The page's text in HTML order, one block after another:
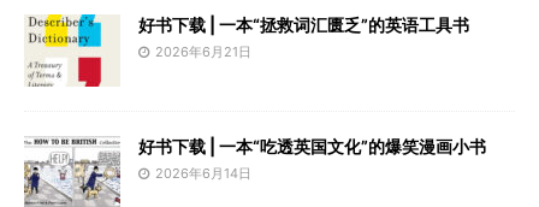
好书下载 | 一本“拯救词汇匮乏”的英语工具书
2026年6月21日
好书下载 | 一本“吃透英国文化”的爆笑漫画小书
2026年6月14日